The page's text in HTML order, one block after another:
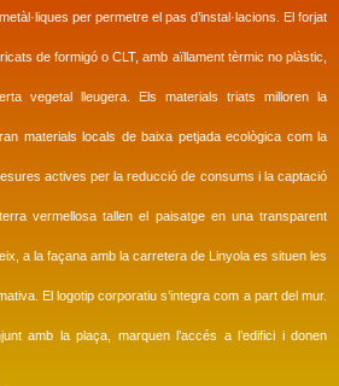
per permetre el pas d’instal·lacions. El forjat
de formigó o CLT, amb aïllament tèrmic no plàstic,
vegetal lleugera. Els materials triats milloren la
materials locals de baixa petjada ecològica com la
actives per la reducció de consums i la captació
vermellosa tallen el paisatge en una transparent
a la façana amb la carretera de Linyola es situen les
El logotip corporatiu s’integra com a part del mur.
amb la plaça, marquen l’accés a l’edifici i donen